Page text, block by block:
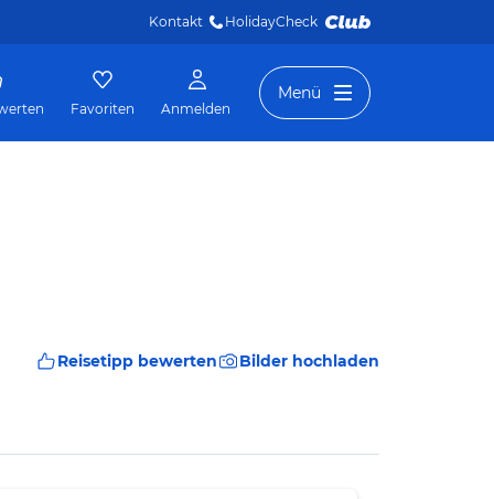
Kontakt HolidayCheck
Favoriten Anmelden
Menü
Reisetipp bewerten Bilder hochladen